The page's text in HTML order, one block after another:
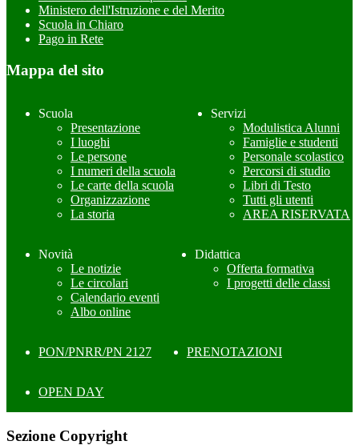
Ministero dell'Istruzione e del Merito
Scuola in Chiaro
Pago in Rete
Mappa del sito
Scuola
Presentazione
I luoghi
Le persone
I numeri della scuola
Le carte della scuola
Organizzazione
La storia
Servizi
Modulistica Alunni
Famiglie e studenti
Personale scolastico
Percorsi di studio
Libri di Testo
Tutti gli utenti
AREA RISERVATA
Novità
Le notizie
Le circolari
Calendario eventi
Albo online
Didattica
Offerta formativa
I progetti delle classi
PON/PNRR/PN 2127 PRENOTAZIONI
OPEN DAY
Sezione Copyright